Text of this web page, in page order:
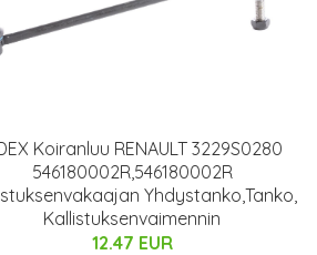
Koiranluu RENAULT 3229S0280
546180002R,546180002R
Yhdystanko,Tanko,
Kallistuksenvaimennin
12.47 EUR